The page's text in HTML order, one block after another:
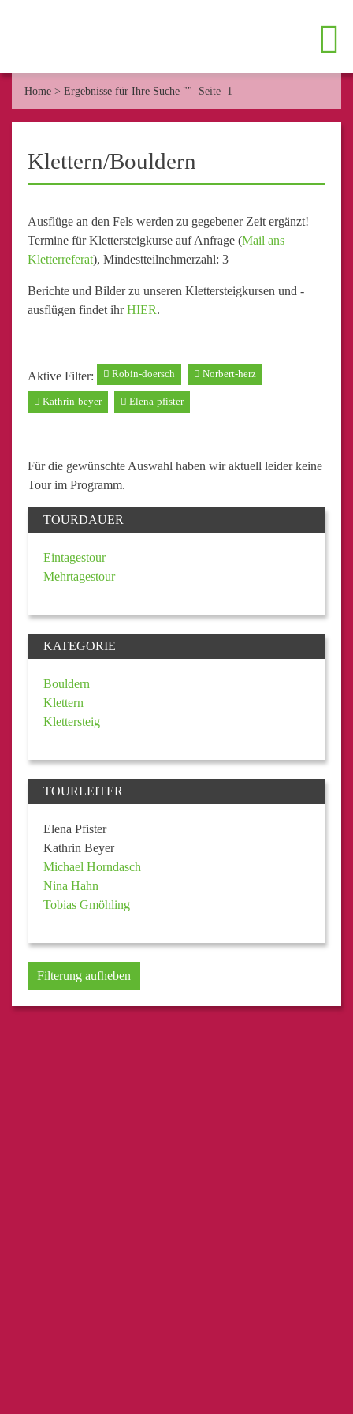
Home > Ergebnisse für Ihre Suche "" Seite 1
Klettern/Bouldern
Ausflüge an den Fels werden zu gegebener Zeit ergänzt!
Termine für Klettersteigkurse auf Anfrage (Mail ans
Kletterreferat), Mindestteilnehmerzahl: 3
Berichte und Bilder zu unseren Klettersteigkursen und -
ausflügen findet ihrHIER.
Aktive Filter: Robin-doersch Norbert-herz
Kathrin-beyer Elena-pfister
Für die gewünschte Auswahl haben wir aktuell leider keine
Tour im Programm.
TOURDAUER
Eintagestour
Mehrtagestour
KATEGORIE
Bouldern
Klettern
Klettersteig
TOURLEITER
Elena Pfister
Kathrin Beyer
Michael Horndasch
Nina Hahn
Tobias Gmöhling
Filterung aufheben